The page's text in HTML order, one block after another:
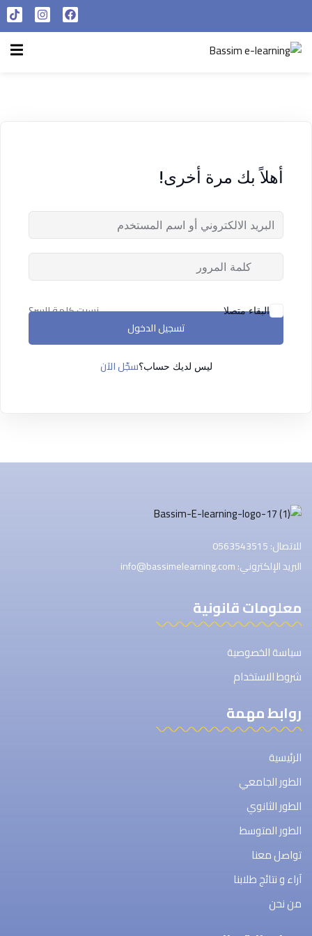
من نحن
أهلاً بك مرة أخرى!
البقاء متصلا
نسيت كلمة السر؟
تسجيل الدخول
ليس لديك حساب؟سجّل الآن
للاتصال: 0563543515
البريد الإلكتروني: info@bassimelearning.com
معلومات قانونية
سياسة الخصوصية
شروط الاستخدام
روابط مهمة
الرئيسية
الطور الجامعي
الطور الثانوي
الطور المتوسط
تواصل معنا
آراء و نتائج طلابنا
من نحن
تسجيل الدخول التسجيل الآن
تذكر لي فقدت كلمة المرور الخاصة بك ؟
التسجيل الآن
ليس لديك حساب ؟تسجيل الدخول